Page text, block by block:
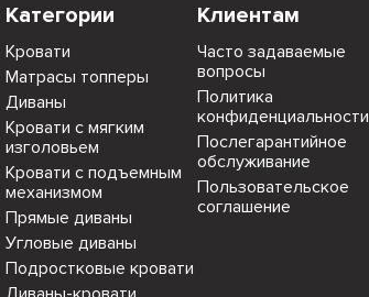
Категории
Кровати
Матрасы топперы
Диваны
Кровати с мягким
изголовьем
Кровати с подъемным
механизмом
Прямые диваны
Угловые диваны
Подростковые кровати
Клиентам
Часто задаваемые
вопросы
Политика
конфиденциальности
Послегарантийное
обслуживание
Пользовательское
соглашение